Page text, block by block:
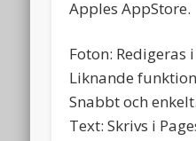
Apples AppStore.
Foton: Redigeras
Liknande
Snabbt och enkelt.
Text: Skrivs i